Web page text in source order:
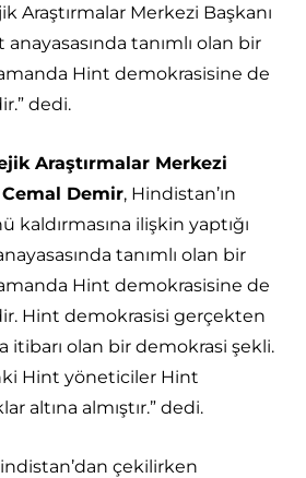
Araştırmalar Merkezi Başkanı
tanımlı olan bir
Hint demokrasisine de
dedi.
Araştırmalar Merkezi
Cemal Demir, Hindistan’ın
kaldırmasına ilişkin yaptığı
tanımlı olan bir
Hint demokrasisine de
Hint demokrasisi gerçekten
itibarı olan bir demokrasi şekli.
Hint yöneticiler Hint
altına almıştır.” dedi.
çekilirken